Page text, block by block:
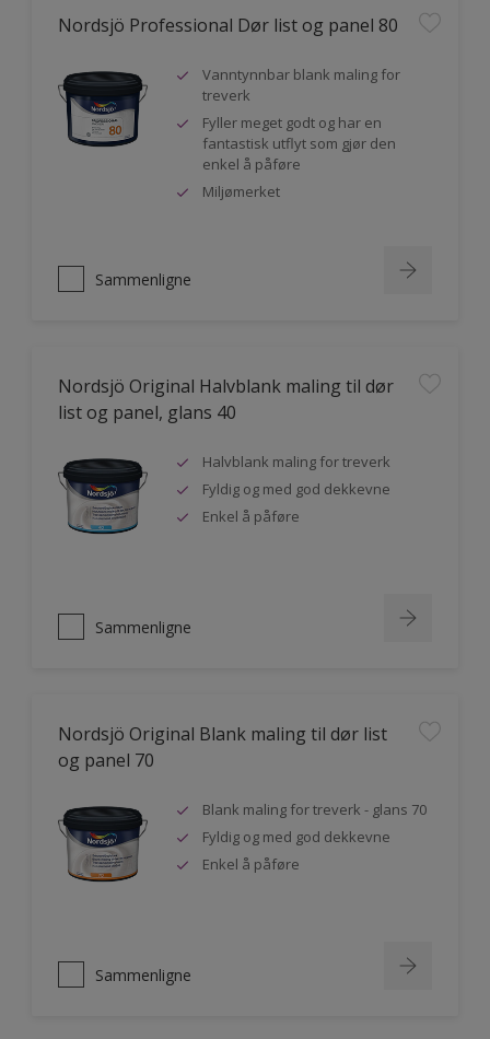
Nordsjö Professional Dør list og panel 80
Vanntynnbar blank maling for
treverk
Fyller meget godt og har en
fantastisk utflyt som gjør den
enkel å påføre
Miljømerket
Sammenligne
Nordsjö Original Halvblank maling til dør
list og panel, glans 40
Halvblank maling for treverk
Fyldig og med god dekkevne
Enkel å påføre
Sammenligne
Nordsjö Original Blank maling til dør list
og panel 70
Blank maling for treverk - glans 70
Fyldig og med god dekkevne
Enkel å påføre
Sammenligne